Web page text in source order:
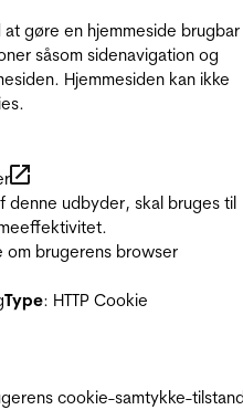
gøre en hjemmeside
såsom sidenavigation og
Hjemmesiden kan ikke
denne udbyder, skal bruges til
om brugerens browser
Type: HTTP Cookie
cookie-samtykke-